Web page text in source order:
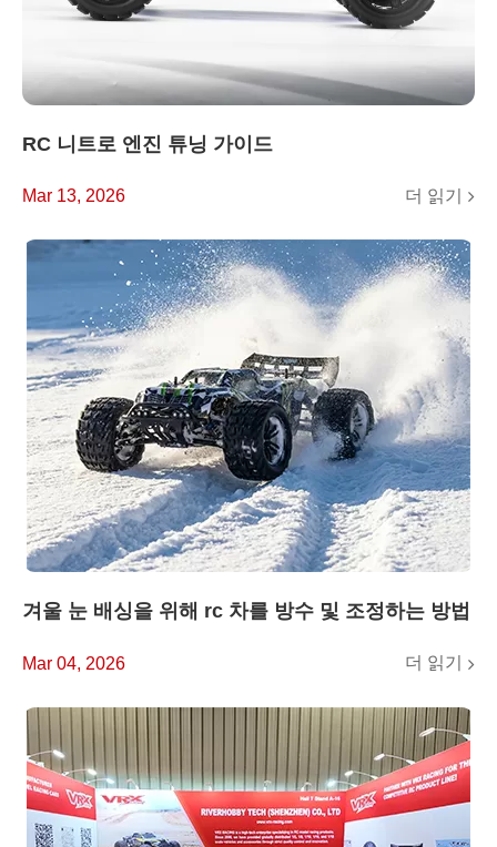
RC 니트로 엔진 튜닝 가이드
Mar 13, 2026 더 읽기
겨울 눈 배싱을 위해 rc 차를 방수 및 조정하는 방법
Mar 04, 2026 더 읽기